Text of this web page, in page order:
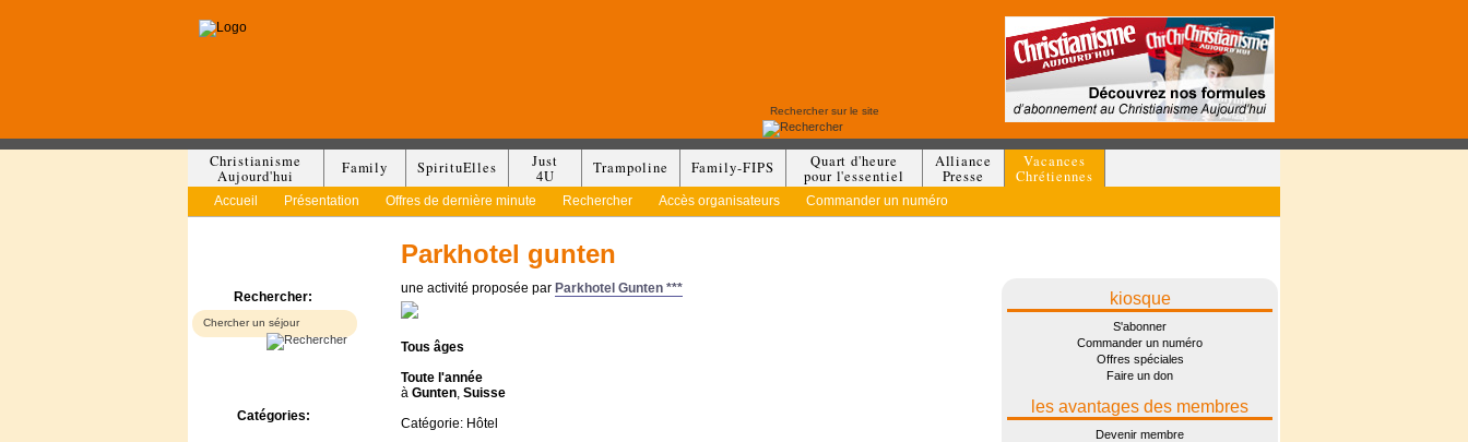
Christianisme
Aujourd'hui
Family SpirituElles
Just
4U
Trampoline Family-FIPS
Quart d'heure
pour l'essentiel
Alliance
Presse
Vacances
Chrétiennes
Accueil Présentation Offres de dernière minute Rechercher Accès organisateurs Commander un numéro
Rechercher:
Catégories:
Parkhotel gunten
une activité proposée par Parkhotel Gunten ***
Tous âges
Toute l'année
à Gunten, Suisse
Catégorie: Hôtel
kiosque
S'abonner
Commander un numéro
Offres spéciales
Faire un don
les avantages des membres
Devenir membre